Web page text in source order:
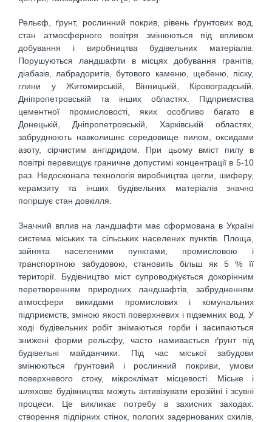
Рельєф, ґрунт, рослинний покрив, рівень ґрунтових вод,
стан атмосферного повітря змінюються під впливом
добування і виробництва будівельних матеріалів.
Порушуються ландшафти в місцях добування гранітів,
діабазів, лабрадоритів, бутового каменю, щебеню, піску,
глини у Житомирській, Вінницькій, Кіровоградській,
Дніпропетровській та інших областях. Підприємства
цементної промисловості, яких особливо багато в
Донецькій, Дніпропетровській, Харківській областях,
забруднюють навколишнє середовище пилом, оксидами
азоту, сірчистим ангідридом. При цьому вміст пилу в
повітрі перевищує граничне допустимі концентрації в 5-10
раз. Недосконала технологія виробництва цегли, шиферу,
керамзиту та інших будівельних матеріалів значно
погіршує стан довкілля.
Значний вплив на ландшафти має сформована в Україні
система міських та сільських населених пунктів. Площа,
зайнята населеними пунктами, промисловою і
транспортною забудовою, становить більш як 5 % її
території. Будівництво міст супроводжується докорінним
перетворенням природних ландшафтів, забрудненням
атмосфери викидами промислових і комунальних
підприємств, зміною якості поверхневих і підземних вод. У
ході будівельних робіт знімаються горби і засипаються
знижені форми рельєфу, часто намивається ґрунт під
будівельні майданчики. Під час міської забудови
змінюються ґрунтовий і рослинний покриви, умови
поверхневого стоку, мікроклімат місцевості. Міське і
шляхове будівництва можуть активізувати ерозійні і зсувні
процеси. Це викликає потребу в захисних заходах:
створення підпірних стінок, пологих задернованих схилів,